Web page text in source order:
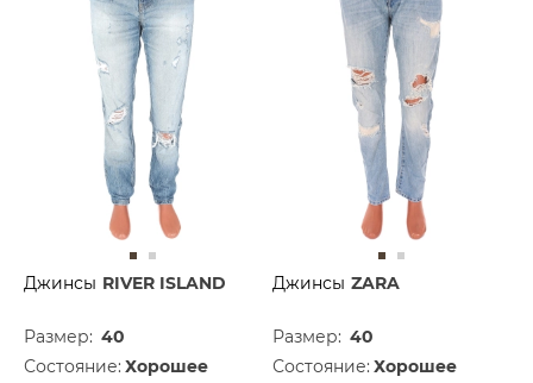
Джинсы RIVER ISLAND
Размер: 40
Состояние: Хорошее
Джинсы ZARA
Размер: 40
Состояние: Хорошее